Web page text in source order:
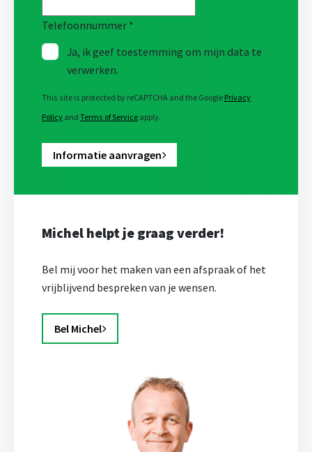
Telefoonnummer *
Ja, ik geef toestemming om mijn data te
verwerken.
This site is protected by reCAPTCHA and the Google Privacy
Policy and Terms of Service apply.
Informatie aanvragen
Michel helpt je graag verder!
Bel mij voor het maken van een afspraak of het
vrijblijvend bespreken van je wensen.
Bel Michel